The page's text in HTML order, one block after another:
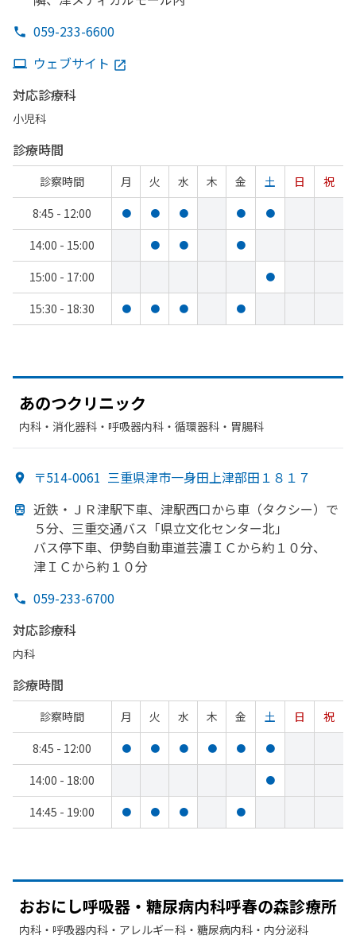
059-233-6600
ウェブサイト
対応診療科
小児科
診療時間
診察時間 月 火 水 木 金 土 日
祝
8:45 - 12:00
● ● ● ● ●
14:00 - 15:00 ● ● ●
15:00 - 17:00 ●
15:30 - 18:30 ● ● ● ●
あのつクリニック
内科・​消化器科・​呼吸器内科・​循環器科・​胃腸科
〒514-0061 三重県津市一身田上津部田１８１７
近鉄・ＪＲ津駅下車、 津駅西口から車 （タクシー）で
５分、 三重交通バス「県立文化センター北」
バス停下車、 伊勢自動車道芸濃ＩＣから約１０分、
津ＩＣから約１０分
059-233-6700
対応診療科
内科
診療時間
診察時間 月 火 水 木 金 土 日
祝
8:45 - 12:00
● ● ● ● ● ●
14:00 - 18:00 ●
14:45 - 19:00 ● ● ● ●
おおにし呼吸器・糖尿病内科呼春の森診療所
内科・​呼吸器内科・​アレルギー科・​糖尿病内科・​内分泌科